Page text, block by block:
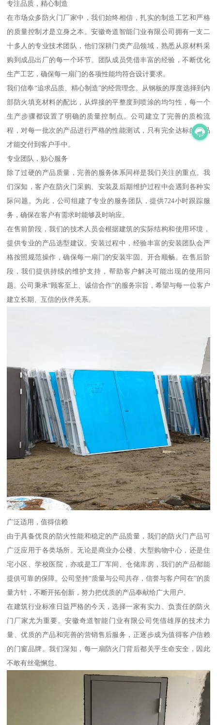
专注品质，精心制造
在市场众多防火门厂家中，我们始终相信，扎实的制造工艺和严格
的质量控制才是立身之本。安徽奇道智能门业有限公司拥有一支二
十多人的专业技术团队，他们深耕门类产品领域，熟悉从原材料采
购到成品出厂的每一个环节。团队成员凭借丰富的经验，不断优化
生产工艺，确保每一扇门的各项性能均符合设计要求。
我们信奉“追求品质、精心制造”的经营理念。从钢板的厚度选择到内
部防火填充材料的配比，从焊接的平整度到喷涂的均匀性，每一个
生产步骤都设置了明确的质量控制点。公司建立了完善的质检流
程，对每一批次的产品进行严格的性能测试，只有完全达标的产品
才能交付到客户手中。
专业团队，贴心服务
除了过硬的产品质量，完善的服务体系同样是我们关注的重点。我
们深知，客户在防火门采购、安装及后期维护过程中会遇到各种实
际问题。为此，公司组建了专业的服务团队，提供724小时跟踪服
务，确保在客户有需求时能够及时响应。
在售前阶段，我们的技术人员会根据建筑的实际结构和使用环境，
提供专业的产品选型建议。安装过程中，经验丰富的安装团队会严
格按照规范操作，确保每一扇门的安装牢固、开合顺畅。在售后阶
段，我们提供持续的维护支持，帮助客户解决可能出现的使用问
题。公司秉承“顾客至上、诚信合作”的服务宗旨，希望与每一位客户
建立长期、互信的伙伴关系。
广泛适用，值得信赖
由于具备优良的防火性能和稳定的产品质量，我们的防火门产品可
广泛应用于各类场所。无论是商业办公楼、大型购物中心，还是住
宅小区、学校医院，亦或是工厂车间、仓储库房，我们的产品都能
提供可靠的保障。公司坚持“质量与公司共存，信誉与客户同在”的质
量方针，不断开拓创新，努力把优质的产品奉献给广大用户。
在建筑行业标准日益严格的今天，选择一家有实力、负责任的防火
门厂家尤为重要。安徽奇道智能门业有限公司凭借雄厚的技术力
量、优质的产品和完善的营销售后服务，正逐步成为值得客户信赖
的门窗品牌。我们深知，每一扇防火门背后都关乎生命安全，因此
不敢有丝毫懈怠。